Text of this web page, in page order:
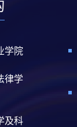
学院
律学
及科